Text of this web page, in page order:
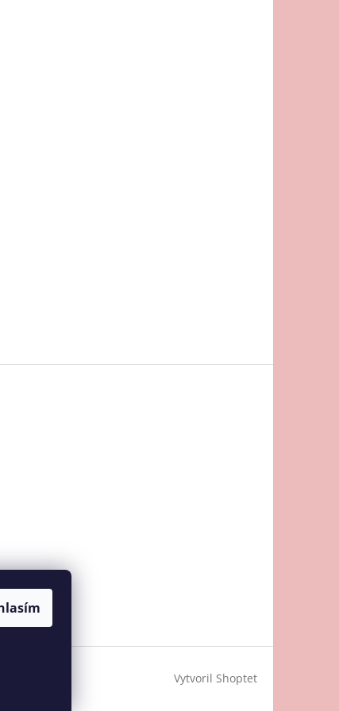
Vytvoril Shoptet